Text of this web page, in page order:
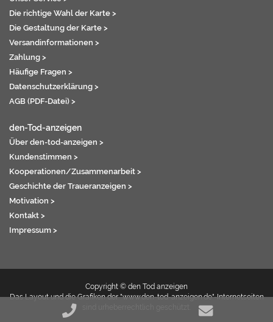
Die richtige Wahl der Karte >
Die Gestaltung der Karte >
Versandinformationen >
Zahlung >
Häufige Fragen >
Datenschutzerklärung >
AGB (PDF-Datei) >
den-Tod-anzeigen
Über den-tod-anzeigen >
Kundenstimmen >
Kooperationen/Zusammenarbeit >
Geschichte der Traueranzeigen >
Motivation >
Kontakt >
Impressum >
Copyright © den Tod anzeigen
Das Layout und die Grafiken der "www.den-tod-anzeigen.de"-Internetseiten